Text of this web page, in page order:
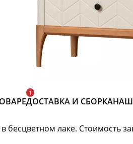
ДОСТАВКА И СБОРКА
бесцветном лаке. Стоимость